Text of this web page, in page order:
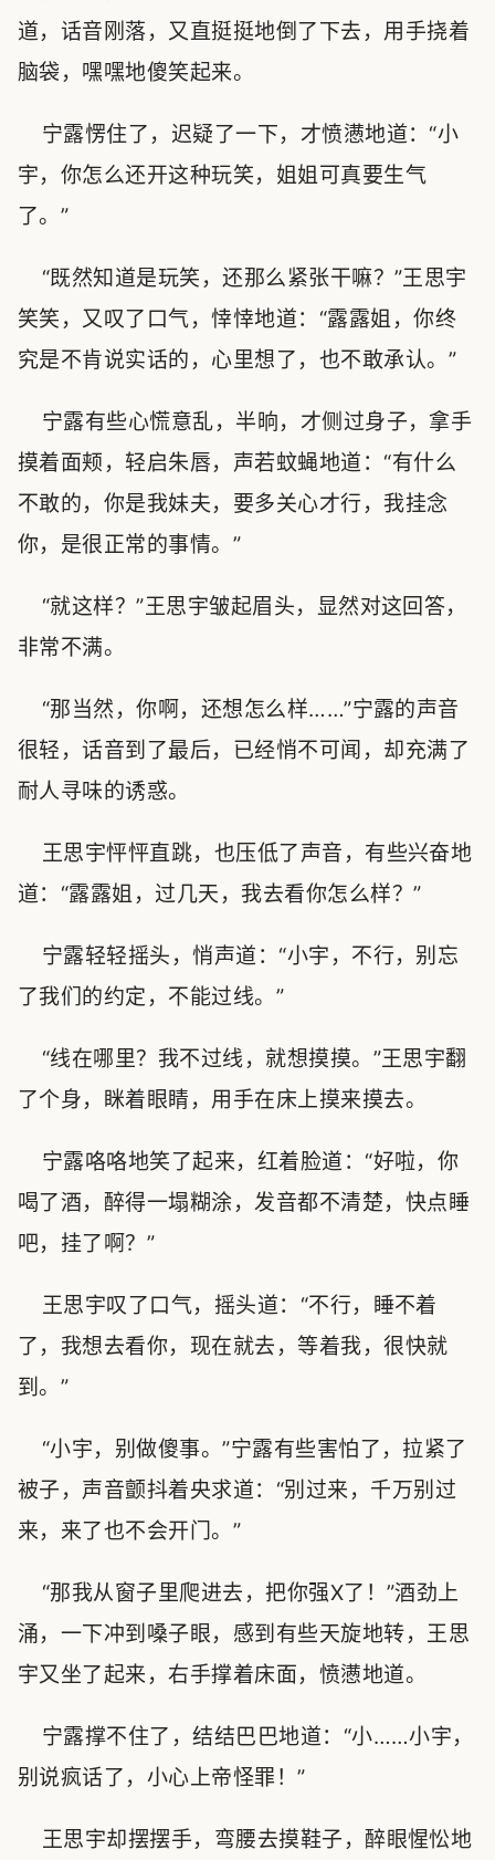
道，话音刚落，又直挺挺地倒了下去，用手挠着
脑袋，嘿嘿地傻笑起来。
宁露愣住了，迟疑了一下，才愤懑地道：“小
宇，你怎么还开这种玩笑，姐姐可真要生气
了。”
“既然知道是玩笑，还那么紧张干嘛？”王思宇
笑笑，又叹了口气，悻悻地道：“露露姐，你终
究是不肯说实话的，心里想了，也不敢承认。”
宁露有些心慌意乱，半晌，才侧过身子，拿手
摸着面颊，轻启朱唇，声若蚊蝇地道：“有什么
不敢的，你是我妹夫，要多关心才行，我挂念
你，是很正常的事情。”
“就这样？”王思宇皱起眉头，显然对这回答，
非常不满。
“那当然，你啊，还想怎么样……”宁露的声音
很轻，话音到了最后，已经悄不可闻，却充满了
耐人寻味的诱惑。
王思宇怦怦直跳，也压低了声音，有些兴奋地
道：“露露姐，过几天，我去看你怎么样？”
宁露轻轻摇头，悄声道：“小宇，不行，别忘
了我们的约定，不能过线。”
“线在哪里？我不过线，就想摸摸。”王思宇翻
了个身，眯着眼睛，用手在床上摸来摸去。
宁露咯咯地笑了起来，红着脸道：“好啦，你
喝了酒，醉得一塌糊涂，发音都不清楚，快点睡
吧，挂了啊？”
王思宇叹了口气，摇头道：“不行，睡不着
了，我想去看你，现在就去，等着我，很快就
到。”
“小宇，别做傻事。”宁露有些害怕了，拉紧了
被子，声音颤抖着央求道：“别过来，千万别过
来，来了也不会开门。”
“那我从窗子里爬进去，把你强X了！”酒劲上
涌，一下冲到嗓子眼，感到有些天旋地转，王思
宇又坐了起来，右手撑着床面，愤懑地道。
宁露撑不住了，结结巴巴地道：“小……小宇，
别说疯话了，小心上帝怪罪！”
王思宇却摆摆手，弯腰去摸鞋子，醉眼惺忪地